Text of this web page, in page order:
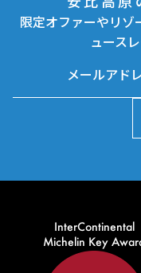
限定オファーやリゾ
ュース
InterContinental
Michelin Key